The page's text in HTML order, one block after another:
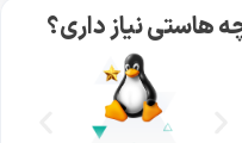
هاستی نیاز داری؟